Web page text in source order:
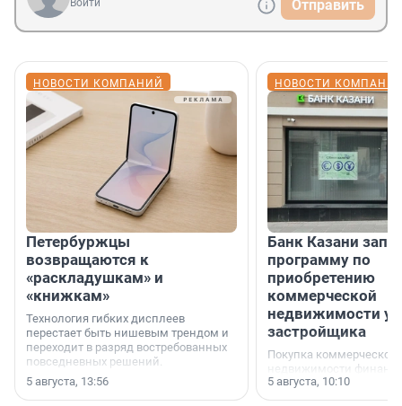
Войти
Отправить
НОВОСТИ КОМПАНИЙ
Петербуржцы
возвращаются к
«раскладушкам» и
«книжкам»
Технология гибких дисплеев
перестает быть нишевым трендом и
переходит в разряд востребованных
повседневных решений.
5 августа, 13:56
НОВОСТИ
Банк Казани
программу по
приобретению
коммерческой
недвижимости у
застройщика
Покупка коммерческой
недвижимости
инструмент,
предпринимателей.
5 августа, 10:10